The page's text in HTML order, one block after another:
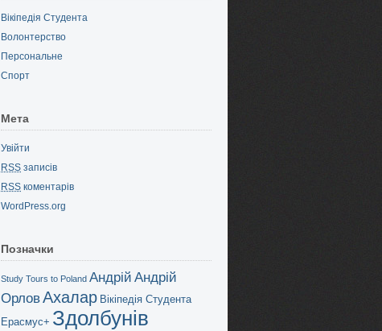
Вікіпедія Студента
Волонтерство
Персональне
Спорт
Мета
Увійти
RSS записів
RSS коментарів
WordPress.org
Позначки
Study Tours to Poland Андрій Андрій
ОрловАхалар Вікіпедія Студента
Ерасмус+ Здолбунів